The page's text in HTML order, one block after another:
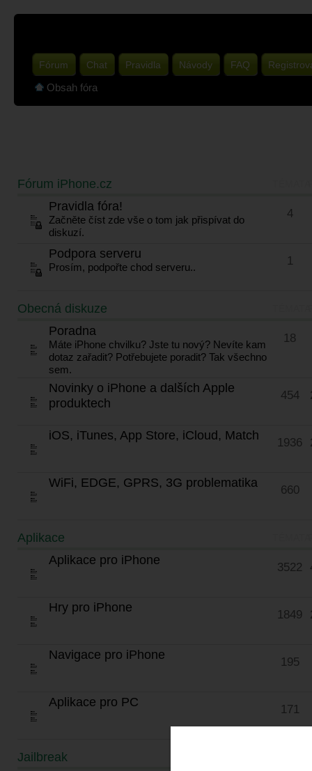
Fórum Chat Pravidla Návody FAQ
Obsah fóra
Fórum iPhone.cz
Pravidla fóra!
Začněte číst zde vše o tom jak přispívat do
diskuzí.
4
Podpora serveru
Prosím, podpořte chod serveru.. 1
Obecná diskuze
Poradna
Máte iPhone chvilku? Jste tu nový? Nevíte kam
dotaz zařadit? Potřebujete poradit? Tak všechno
sem.
18
Novinky o iPhone a dalších Apple
produktech
454
iOS, iTunes, App Store, iCloud, Match
1936
WiFi, EDGE, GPRS, 3G problematika
660
Aplikace
Aplikace pro iPhone
3522
Hry pro iPhone
1849
Navigace pro iPhone
195
Aplikace pro PC
171
Jailbreak